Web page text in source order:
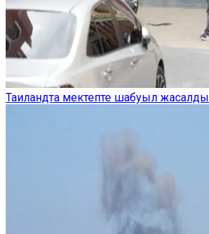
Таиландта мектепте шабуыл жасалды